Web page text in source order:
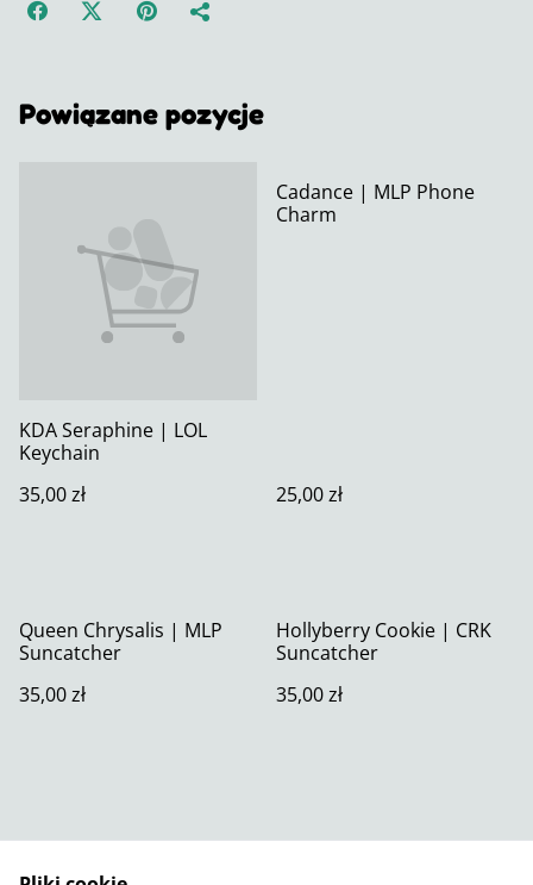
Powiązane pozycje
KDA Seraphine | LOL
Keychain
35,00 zł
Cadance | MLP Phone
Charm
25,00 zł
Queen Chrysalis | MLP
Suncatcher
35,00 zł
Hollyberry Cookie | CRK
Suncatcher
35,00 zł